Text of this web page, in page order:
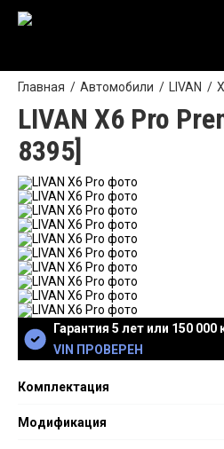
Главная Автомобили LIVAN
LIVAN X6 Pro
8395]
Гарантия 5 лет или 150 000
VIN ПРОВЕРЕН
Комплектация
Модификация